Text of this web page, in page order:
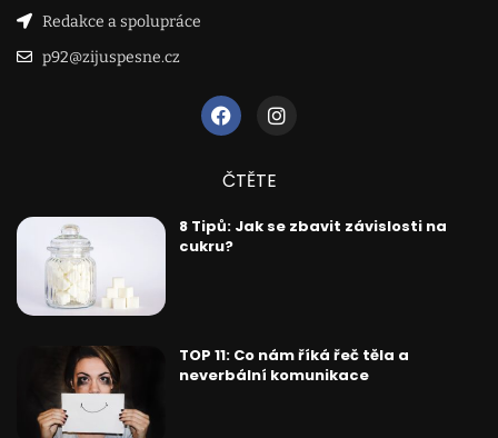
Redakce a spolupráce
p92@zijuspesne.cz
ČTĚTE
8 Tipů: Jak se zbavit závislosti na
cukru?
TOP 11: Co nám říká řeč těla a
neverbální komunikace